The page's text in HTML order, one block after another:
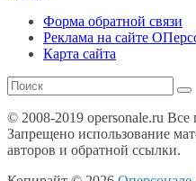
Форма обратной связи
Реклама на сайте
Карта сайта
© 2008-2019 opersonale.ru
Запрещено использование
авторов и обратной ссылки.